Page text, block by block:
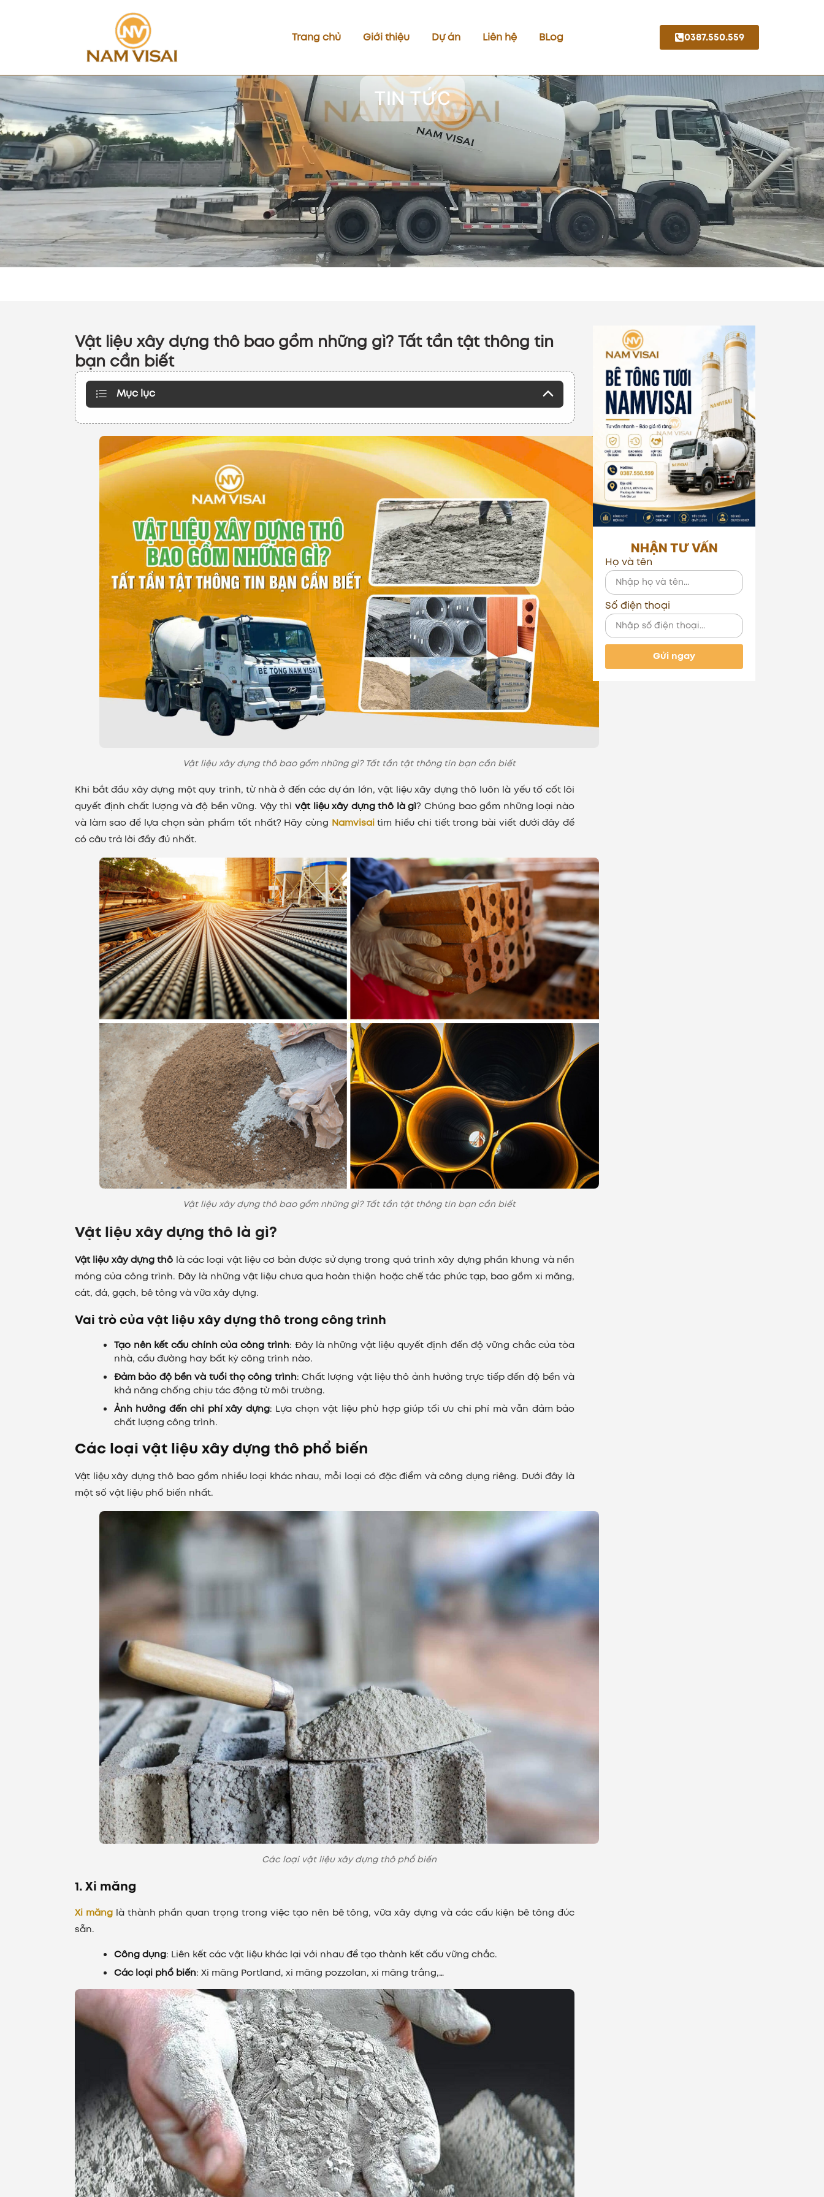
Trang chủ Giới thiệu Dự án Liên hệ BLog 0387.550.559
TIN TỨC
Vật liệu xây dựng thô bao gồm những gì? Tất tần tật thông tin
bạn cần biết
Mục lục
Vật liệu xây dựng thô bao gồm những gì? Tất tần tật thông tin bạn cần biết
Khi bắt đầu xây dựng một quy trình, từ nhà ở đến các dự án lớn, vật liệu xây dựng thô luôn là yếu tố cốt lõi
quyết định chất lượng và độ bền vững. Vậy thì vật liệu xây dựng thô là gì? Chúng bao gồm những loại nào
và làm sao để lựa chọn sản phẩm tốt nhất? Hãy cùng Namvisaitìm hiểu chi tiết trong bài viết dưới đây để
có câu trả lời đầy đủ nhất.
Vật liệu xây dựng thô bao gồm những gì? Tất tần tật thông tin bạn cần biết
Vật liệu xây dựng thô là gì?
Vật liệu xây dựng thô là các loại vật liệu cơ bản được sử dụng trong quá trình xây dựng phần khung và nền
móng của công trình. Đây là những vật liệu chưa qua hoàn thiện hoặc chế tác phức tạp, bao gồm xi măng,
cát, đá, gạch, bê tông và vữa xây dựng.
Vai trò của vật liệu xây dựng thô trong công trình
Tạo nên kết cấu chính của công trình: Đây là những vật liệu quyết định đến độ vững chắc của tòa
nhà, cầu đường hay bất kỳ công trình nào.
Đảm bảo độ bền và tuổi thọ công trình: Chất lượng vật liệu thô ảnh hưởng trực tiếp đến độ bền và
khả năng chống chịu tác động từ môi trường.
Ảnh hưởng đến chi phí xây dựng: Lựa chọn vật liệu phù hợp giúp tối ưu chi phí mà vẫn đảm bảo
chất lượng công trình.
Các loại vật liệu xây dựng thô phổ biến
Vật liệu xây dựng thô bao gồm nhiều loại khác nhau, mỗi loại có đặc điểm và công dụng riêng. Dưới đây là
một số vật liệu phổ biến nhất.
Các loại vật liệu xây dựng thô phổ biến
1. Xi măng
Xi mănglà thành phần quan trọng trong việc tạo nên bê tông, vữa xây dựng và các cấu kiện bê tông đúc
sẵn.
Công dụng: Liên kết các vật liệu khác lại với nhau để tạo thành kết cấu vững chắc.
Các loại phổ biến: Xi măng Portland, xi măng pozzolan, xi măng trắng,…
NHẬN TƯ VẤN
Họ và tên
Số điện thoại
Gửi ngay